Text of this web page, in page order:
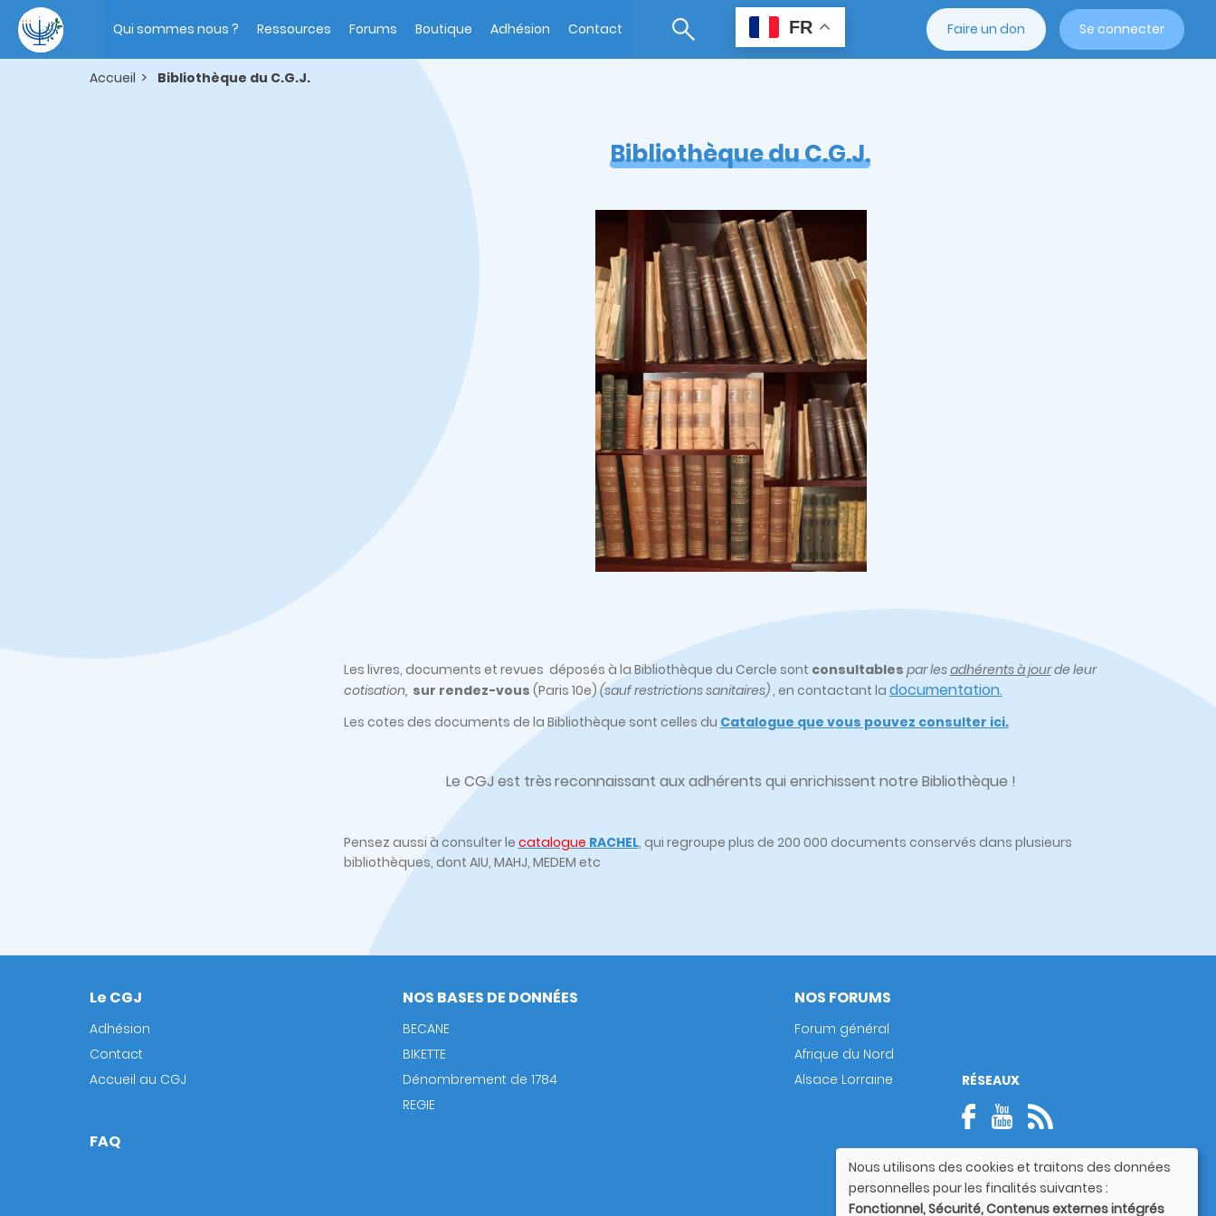
contenu
principal
navigation
Qui sommes nous ? Ressources Forums Boutique Adhésion Contact FR Faire un don Se connecter
Accueil Bibliothèque du C.G.J.
Bibliothèque du C.G.J.
Les livres, documents et revues déposés à la Bibliothèque du Cercle sont consultables par lesadhérents à jourde leur
cotisation, sur rendez-vous (Paris 10e)(sauf restrictions sanitaires), en contactant la documentation.
Les cotes des documents de la Bibliothèque sont celles du Catalogue que vous pouvez consulter ici.
Le CGJ est trèsreconnaissant aux adhérents qui enrichissent notre Bibliothèque !
Pensez aussi à consulter le catalogue RACHEL, qui regroupe plus de 200 000 documents conservés dans plusieurs
bibliothèques, dont AIU, MAHJ, MEDEM etc
Footer
Le CGJ
Adhésion
Contact
Accueil au CGJ
NOS BASES DE DONNÉES
BECANE
BIKETTE
Dénombrement de 1784
REGIE
NOS FORUMS
Forum général
Afrique du Nord
Alsace Lorraine
FAQ
RÉSEAUX
Utilisation
des
Nous utilisons des cookies et traitons des données
personnelles pour les finalités suivantes :
Fonctionnel, Sécurité, Contenus externes intégrés